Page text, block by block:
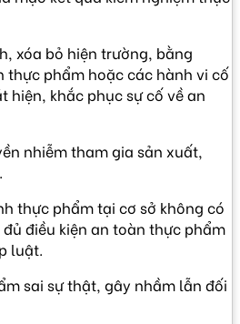
xóa bỏ hiện trường, bằng
thực phẩm hoặc các hành vi cố
hiện, khắc phục sự cố về an
nhiễm tham gia sản xuất,
thực phẩm tại cơ sở không có
điều kiện an toàn thực phẩm
luật.
sai sự thật, gây nhầm lẫn đối